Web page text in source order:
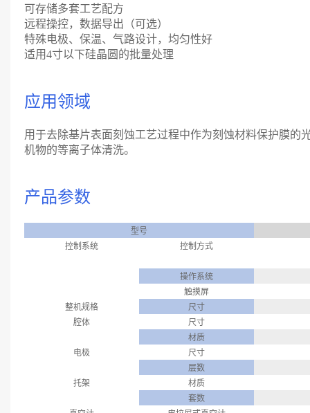
可存储多套工艺配方
远程操控，数据导出（可选）
特殊电极、保温、气路设计，均匀性好
适用4寸以下硅晶圆的批量处理
应用领域
用于去除基片表面刻蚀工艺过程中作为刻蚀材料保护膜的
机物的等离子体清洗。
产品参数
型号
控制系统
控制方式
操作系统
触摸屏
整机规格
尺寸
腔体
尺寸
材质
电极
尺寸
层数
托架
材质
套数